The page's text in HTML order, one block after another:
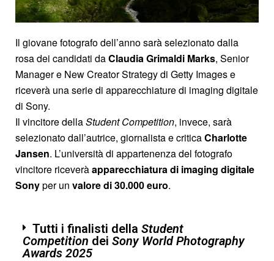
Il giovane fotografo dell’anno sarà selezionato dalla
rosa dei candidati daClaudia Grimaldi Marks, Senior
Manager e New Creator Strategy di Getty Images e
riceverà una serie di apparecchiature di imaging digitale
di Sony.
Il vincitore dellaStudent Competition, invece, sarà
selezionato dall’autrice, giornalista e criticaCharlotte
Jansen. L’università di appartenenza del fotografo
vincitore riceveràapparecchiatura di imaging digitale
Sonyper un valore di 30.000 euro.
Tutti i finalisti della Student
Competition dei Sony World Photography
Awards 2025